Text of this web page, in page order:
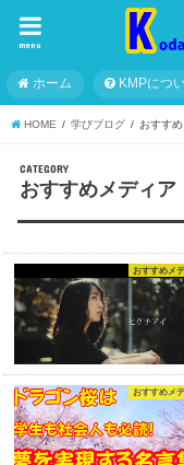
menu
ホーム KMPにつ
HOME 学びブログ おすす
CATEGORY
おすすめメディア
おすすめメ
おすすめメ